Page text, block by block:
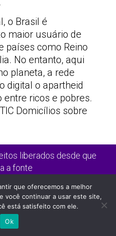
o Brasil é
maior usuário de
países como Reino
No entanto, aqui
planeta, a rede
digital o apartheid
entre ricos e pobres.
Domicílios sobre
liberados desde que
a fonte
que oferecemos a melhor
você continuar a usar este site,
está satisfeito com ele.
Ok